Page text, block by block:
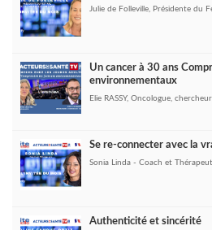
Julie de Folleville, Présidente du
Un cancer à 30 ans
environnementaux
Elie RASSY, Oncologue,
Se re-connecter avec la
Sonia Linda - Coach et
Authenticité et sincérité